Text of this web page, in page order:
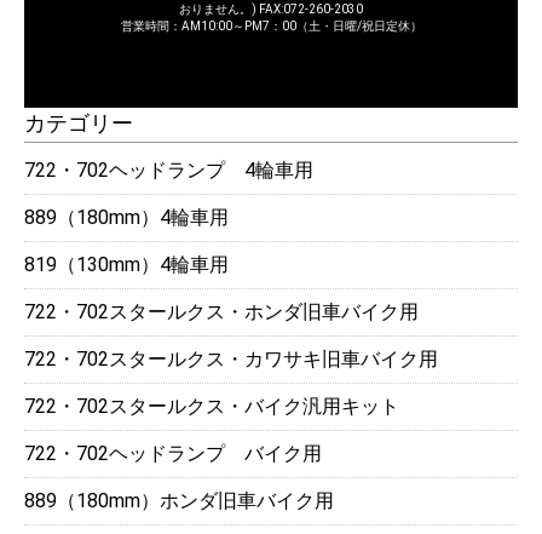
カテゴリー
722・702ヘッドランプ 4輪車用
889（180mm）4輪車用
819（130mm）4輪車用
722・702スタールクス・ホンダ旧車バイク用
722・702スタールクス・カワサキ旧車バイク用
722・702スタールクス・バイク汎用キット
722・702ヘッドランプ バイク用
889（180mm）ホンダ旧車バイク用
おりません。) FAX:072-260-2030
営業時間：AM10:00～PM7：00（土・日曜/祝日定休）